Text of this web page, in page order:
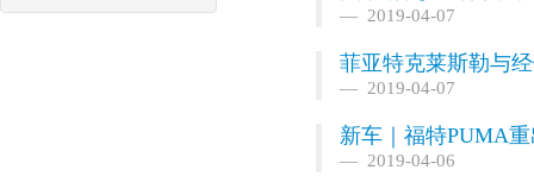
2019-04-07
菲亚特克莱斯勒与
2019-04-07
新车｜福特PUMA
2019-04-06